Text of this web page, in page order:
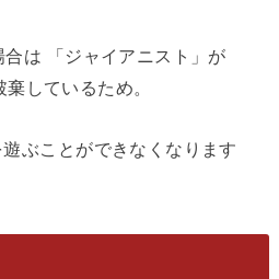
合は
「ジャイアニスト」が
しているため。
ぶことができなくなります